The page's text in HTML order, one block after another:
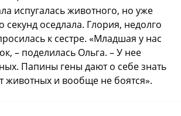
испугалась животного, но уже
секунд оседлала. Глория, недолго
к сестре. «Младшая у нас
– поделилась Ольга. – У нее
Папины гены дают о себе знать
животных и вообще не боятся».